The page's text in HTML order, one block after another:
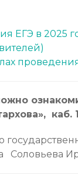
ЕГЭ в 2025
каб.
Соловьева